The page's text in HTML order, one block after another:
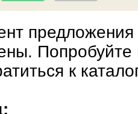
предложения
Попробуйте
к